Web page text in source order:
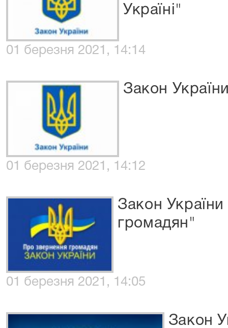
Україні"
01 березня 2021, 14:14
Закон
01 березня 2021, 14:12
Закон
громадян"
01 березня 2021, 14:05
Закон